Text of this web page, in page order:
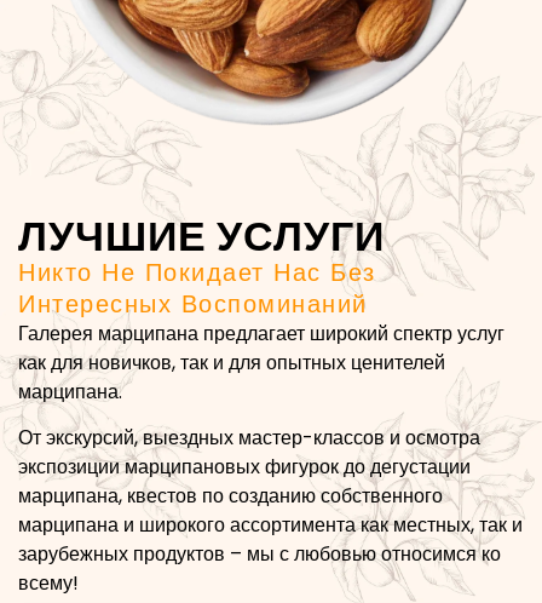
ЛУЧШИЕ УСЛУГИ
Никто Не Покидает Нас Без
Интересных Воспоминаний
Галерея марципана предлагает широкий спектр услуг
как для новичков, так и для опытных ценителей
марципана.
От экскурсий, выездных мастер-классов и осмотра
экспозиции марципановых фигурок до дегустации
марципана, квестов по созданию собственного
марципана и широкого ассортимента как местных, так и
зарубежных продуктов – мы с любовью относимся ко
всему!